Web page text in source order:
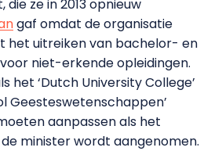
ze in 2013 opnieuw
gaf omdat de organisatie
het uitreiken van bachelor- en
niet-erkende opleidingen.
het ‘Dutch University College’
Geesteswetenschappen’
aanpassen als het
minister wordt aangenomen.